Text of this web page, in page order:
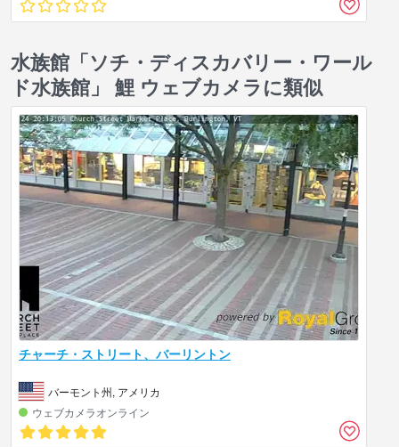
水族館「ソチ・ディスカバリー・ワール
ド水族館」 鯉 ウェブカメラに類似
チャーチ・ストリート、バーリントン
バーモント州, アメリカ
ウェブカメラオンライン